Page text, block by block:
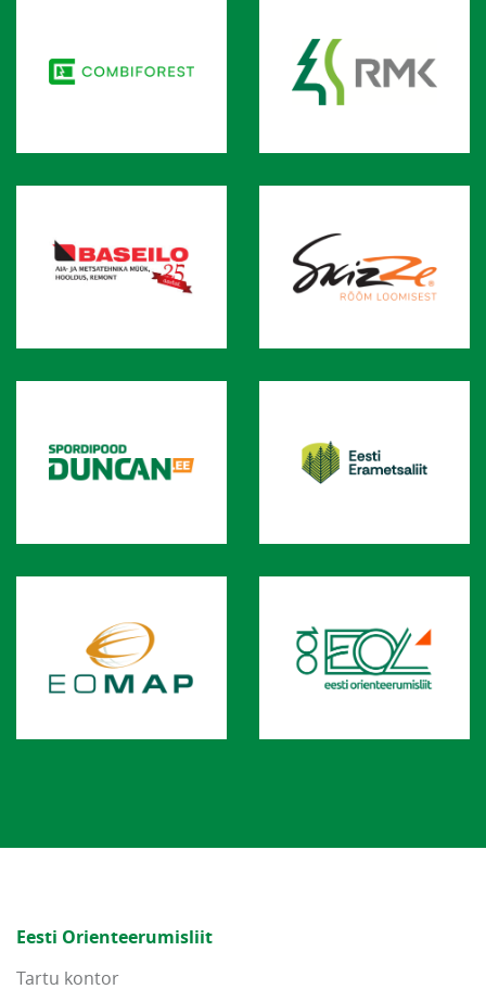
Eesti Orienteerumisliit
Tartu kontor